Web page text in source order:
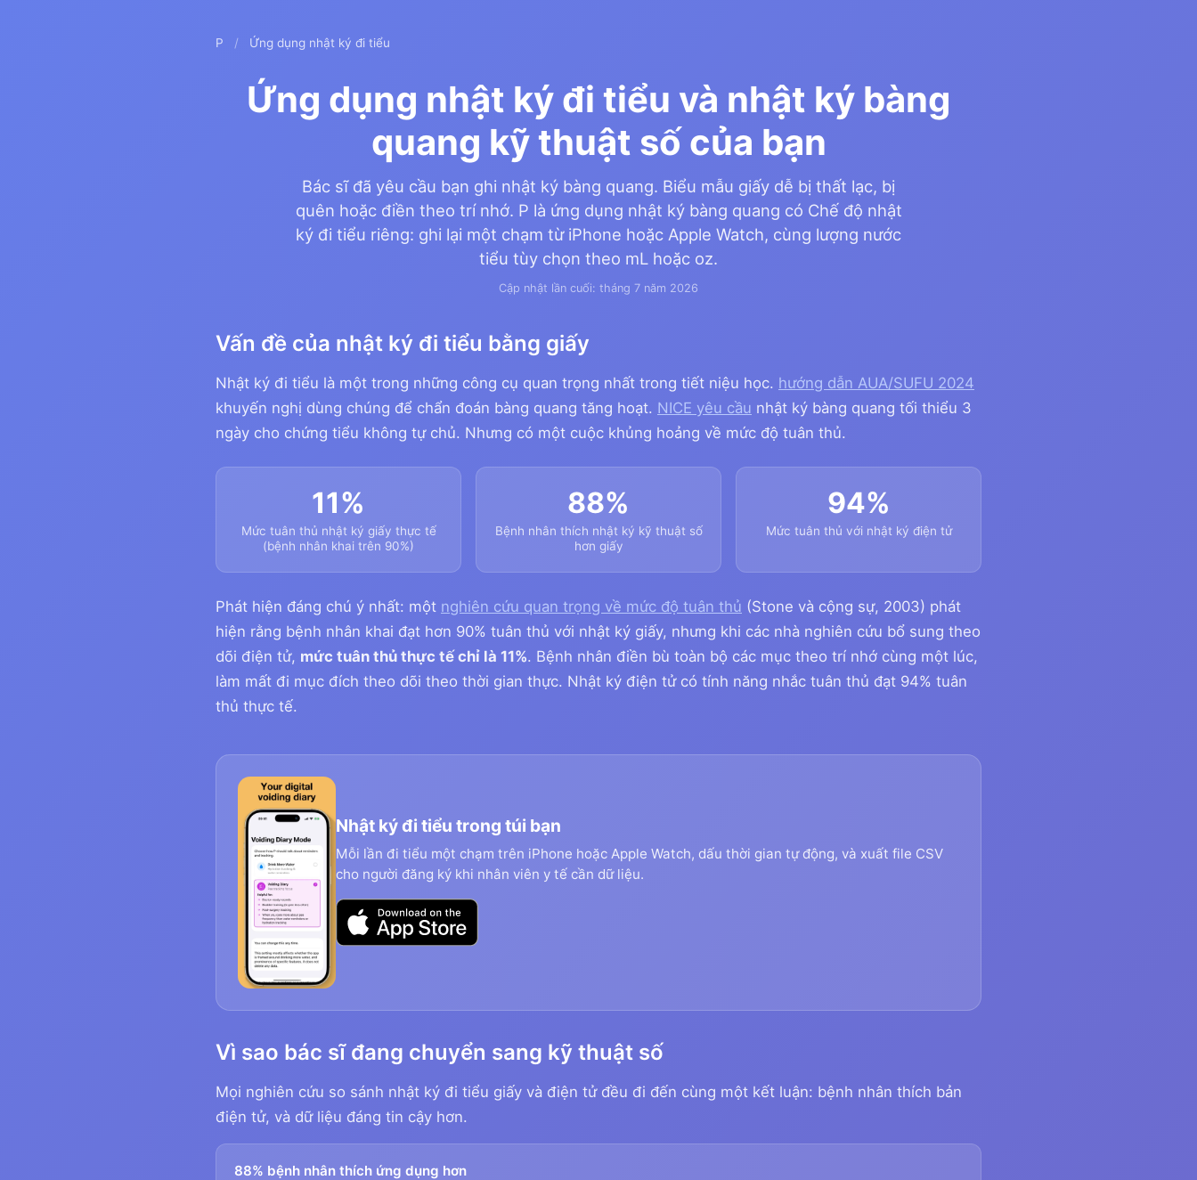
P / Ứng dụng nhật ký đi tiểu
Ứng dụng nhật ký đi tiểu và nhật ký bàng
quang kỹ thuật số của bạn
Bác sĩ đã yêu cầu bạn ghi nhật ký bàng quang. Biểu mẫu giấy dễ bị thất lạc, bị
quên hoặc điền theo trí nhớ. P là ứng dụng nhật ký bàng quang có Chế độ nhật
ký đi tiểu riêng: ghi lại một chạm từ iPhone hoặc Apple Watch, cùng lượng nước
tiểu tùy chọn theo mL hoặc oz.
Cập nhật lần cuối: tháng 7 năm 2026
Vấn đề của nhật ký đi tiểu bằng giấy
Nhật ký đi tiểu là một trong những công cụ quan trọng nhất trong tiết niệu học. hướng dẫn AUA/SUFU 2024
khuyến nghị dùng chúng để chẩn đoán bàng quang tăng hoạt. NICE yêu cầu nhật ký bàng quang tối thiểu 3
ngày cho chứng tiểu không tự chủ. Nhưng có một cuộc khủng hoảng về mức độ tuân thủ.
11%
Mức tuân thủ nhật ký giấy thực tế
(bệnh nhân khai trên 90%)
88%
Bệnh nhân thích nhật ký kỹ thuật số
hơn giấy
94%
Mức tuân thủ với nhật ký điện tử
Phát hiện đáng chú ý nhất: một nghiên cứu quan trọng về mức độ tuân thủ (Stone và cộng sự, 2003) phát
hiện rằng bệnh nhân khai đạt hơn 90% tuân thủ với nhật ký giấy, nhưng khi các nhà nghiên cứu bổ sung theo
dõi điện tử, mức tuân thủ thực tế chỉ là 11%. Bệnh nhân điền bù toàn bộ các mục theo trí nhớ cùng một lúc,
làm mất đi mục đích theo dõi theo thời gian thực. Nhật ký điện tử có tính năng nhắc tuân thủ đạt 94% tuân
thủ thực tế.
Nhật ký đi tiểu trong túi bạn
Mỗi lần đi tiểu một chạm trên iPhone hoặc Apple Watch, dấu thời gian tự động, và xuất file CSV
cho người đăng ký khi nhân viên y tế cần dữ liệu.
Vì sao bác sĩ đang chuyển sang kỹ thuật số
Mọi nghiên cứu so sánh nhật ký đi tiểu giấy và điện tử đều đi đến cùng một kết luận: bệnh nhân thích bản
điện tử, và dữ liệu đáng tin cậy hơn.
88% bệnh nhân thích ứng dụng hơn